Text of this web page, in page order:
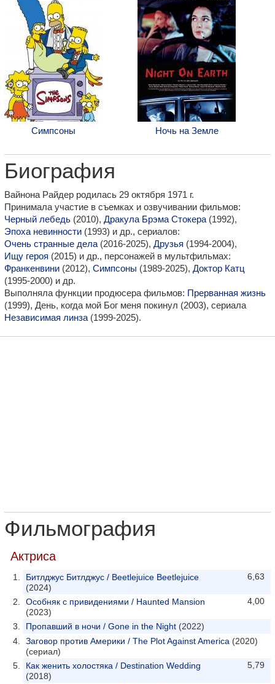
Симпсоны Ночь на Земле
Биография
Вайнона Райдер родилась 29 октября 1971 г.
Принимала участие в съемках и озвучивании фильмов:
Черный лебедь (2010), Дракула Брэма Стокера (1992),
Эпоха невинности (1993) и др., сериалов:
Очень странные дела (2016-2025), Друзья (1994-2004),
Ищу героя (2015) и др., персонажей в мультфильмах:
Франкенвини (2012), Симпсоны (1989-2025), Доктор Катц
(1995-2000) и др.
Выполняла функции продюсера фильмов: Прерванная жизнь
(1999), День, когда мой Бог меня покинул (2003), сериала
Независимая линза (1999-2025).
Фильмография
Актриса
6,63
Битлджус Битлджус / Beetlejuice Beetlejuice
(2024)
4,00
Особняк с привидениями / Haunted Mansion
(2023)
Пропавший в ночи / Gone in the Night (2022)
Заговор против Америки / The Plot Against America (2020)
(сериал)
5,79
Как женить холостяка / Destination Wedding
(2018)